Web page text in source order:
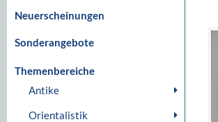
Neuerscheinungen
Sonderangebote
Themenbereiche
Antike
Orientalistik